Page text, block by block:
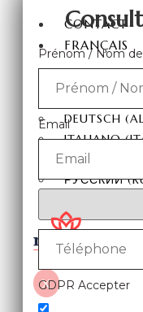
CONTACT
FRANÇAIS
(
ENGLISH
DEUTSCH (
ITALIANO(
ESPAÑOL
РУССКИЙ(
X
Prénom / Nom
Email
GDPR Accepter